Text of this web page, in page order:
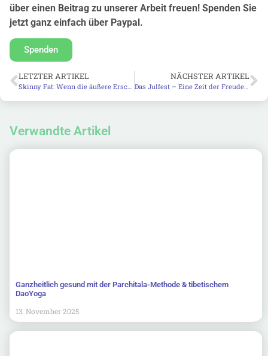
über einen Beitrag zu unserer Arbeit freuen! Spenden Sie
jetzt ganz einfach über Paypal.
Spenden
LETZTER ARTIKEL
Skinny Fat: Wenn die äußere Erscheinung trügt
NÄCHSTER ARTIKEL
Das Julfest – Eine Zeit der Freude & Tradition
Verwandte Artikel
Ganzheitlich gesund mit der Parchitala-Methode & tibetischem
DaoYoga
13. November 2025